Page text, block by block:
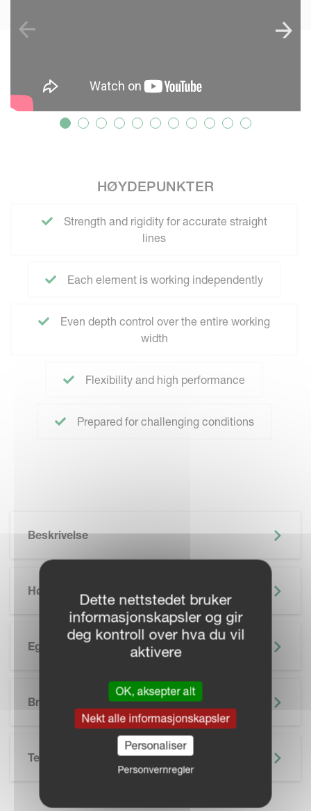
HØYDEPUNKTER
Strength and rigidity for accurate straight
lines
Each element is working independently
Even depth control over the entire working
width
Flexibility and high performance
Prepared for challenging conditions
Beskrivelse
Høydepunkter
Egenskaper
Brosjyre
Tekniske Spesifikasjoner
Dette nettstedet bruker
informasjonskapsler og gir
deg kontroll over hva du vil
aktivere
OK, aksepter alt
Nekt alle informasjonskapsler
Personaliser
Personvernregler